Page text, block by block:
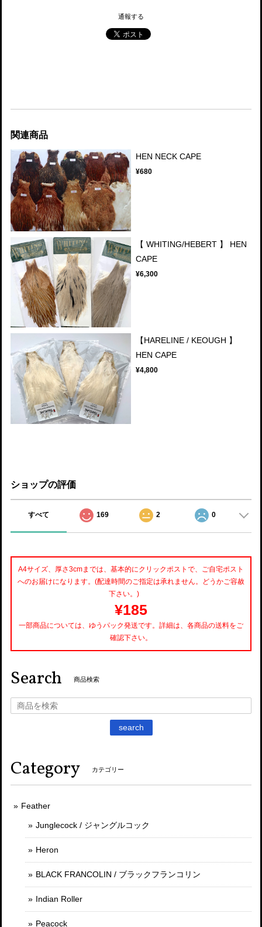
通報する
関連商品
HEN NECK CAPE
¥680
【 WHITING/HEBERT 】 HEN
CAPE
¥6,300
【HARELINE / KEOUGH 】
HEN CAPE
¥4,800
ショップの評価
すべて 169 2 0
A4サイズ、厚さ3cmまでは、基本的にクリックポストで、ご自宅ポスト
へのお届けになります。(配達時間のご指定は承れません。どうかご容赦
下さい。)
¥185
一部商品については、ゆうパック発送です。詳細は、各商品の送料をご
確認下さい。
Search 商品検索
search
Category カテゴリー
Feather
Junglecock / ジャングルコック
Heron
BLACK FRANCOLIN / ブラックフランコリン
Indian Roller
Peacock